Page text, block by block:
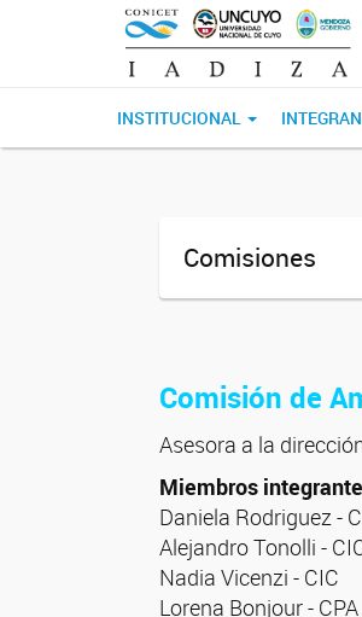
INSTITUCIONAL
Comisiones
Comisión de
Asesora a la
Miembros
Daniela Rodriguez -
Alejandro Tonolli -
Nadia Vicenzi - CIC
Lorena Bonjour - CPA